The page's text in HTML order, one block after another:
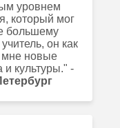
уровнем
который мог
большему
он как
мне новые
и культуры." -